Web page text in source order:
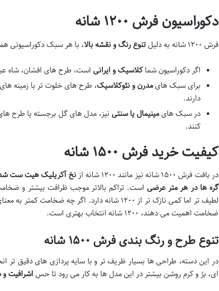
دکوراسیون فرش ۱۲۰۰ شانه
فرش ۱۲۰۰ شانه به دلیل تنوع رنگ و نقشه بالا، با هر سبک دکوراسیونی
اگر دکوراسیون شماکلاسیک و ایرانی است، طرح های افشان، شاه
برای سبک هایمدرن و نئوکلاسیک، طرح های خلوت تر با زمینه
دارند.
در سبک هایمینیمال یا سنتی
کنند.
کیفیت خرید فرش ۱۵۰۰ شانه
در بافت فرش ۱۵۰۰ شانه نیز مانند ۱۲۰۰ شانه از نخ آکریلیک هیت ست
گره ها در هر متر عرضی
لطیف تر اما کمی نازک تر از ۱۲۰۰ شانه دارد. اگر چه
ضخامت اهمیت می دهند، ۱۲۰۰ شانه انتخاب بهتری است.
تنوع طرح و رنگ بندی فرش ۱۵۰۰ شانه
در این دسته، طراحی ها بسیار ظریف تر و با سایه پردازی های دقیق تر
ای، بژ و کرم روشن بیشتر در این مدل ها به کار می رود تا حس اشرافیت